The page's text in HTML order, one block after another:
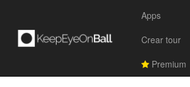
Apps
Crear tour
Premium